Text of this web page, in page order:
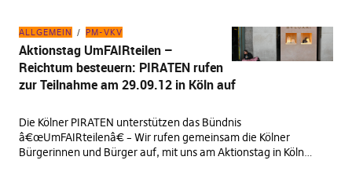
ALLGEMEIN PM-VKV
Aktionstag UmFAIRteilen –
Reichtum besteuern: PIRATEN rufen
zur Teilnahme am 29.09.12 in Köln auf
Die Kölner PIRATEN unterstützen das Bündnis
â€œUmFAIRteilenâ€ – Wir rufen gemeinsam die Kölner
Bürgerinnen und Bürger auf, mit uns am Aktionstag in Köln…